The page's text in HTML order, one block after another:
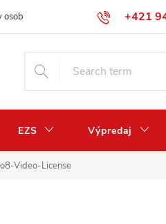
+421
údajov Odstúpenie od
EZS Výpredaj
Video-License